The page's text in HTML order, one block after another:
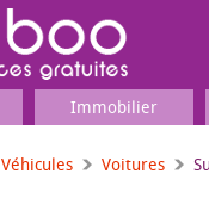
Immobilier
Véhicules Voitures